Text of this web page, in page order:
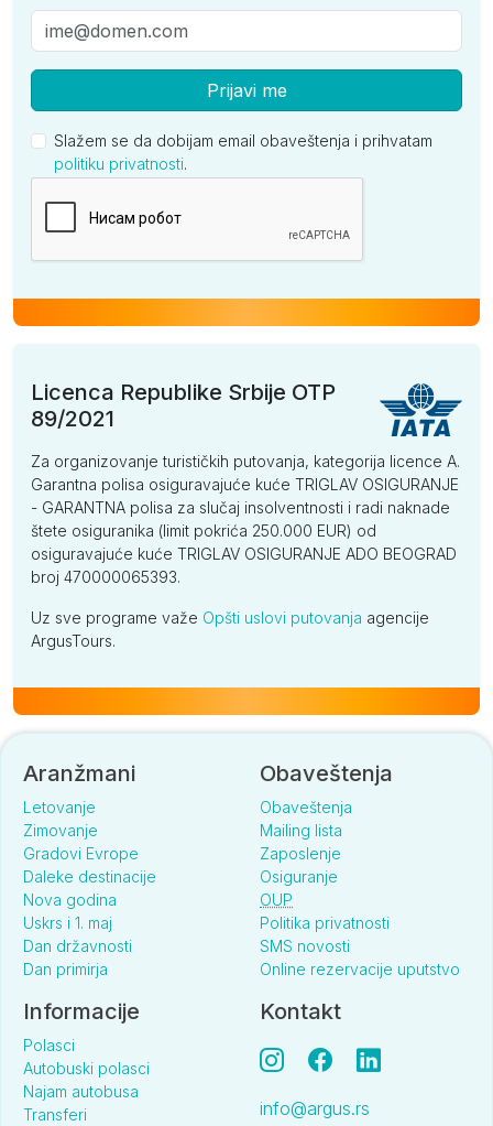
Prijavi me
Slažem se da dobijam email obaveštenja i prihvatam
politiku privatnosti.
Licenca Republike Srbije OTP
89/2021
Za organizovanje turističkih putovanja, kategorija licence A.
Garantna polisa osiguravajuće kuće TRIGLAV OSIGURANJE
- GARANTNA polisa za slučaj insolventnosti i radi naknade
štete osiguranika (limit pokrića 250.000 EUR) od
osiguravajuće kuće TRIGLAV OSIGURANJE ADO BEOGRAD
broj 470000065393.
Uz sve programe važe Opšti uslovi putovanja agencije
ArgusTours.
Aranžmani
Letovanje
Zimovanje
Gradovi Evrope
Daleke destinacije
Nova godina
Uskrs i 1. maj
Dan državnosti
Dan primirja
Obaveštenja
Obaveštenja
Mailing lista
Zaposlenje
Osiguranje
OUP
Politika privatnosti
SMS novosti
Online rezervacije uputstvo
Informacije
Polasci
Autobuski polasci
Najam autobusa
Transferi
Kontakt
info@argus.rs